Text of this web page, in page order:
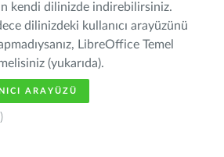
kendi dilinizde indirebilirsiniz.
dilinizdeki kullanıcı arayüzünü
LibreOffice Temel
(yukarıda).
ARAYÜZÜ
)